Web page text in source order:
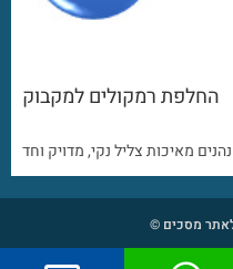
החלפת רמקולים למקבוק
מסכים ©